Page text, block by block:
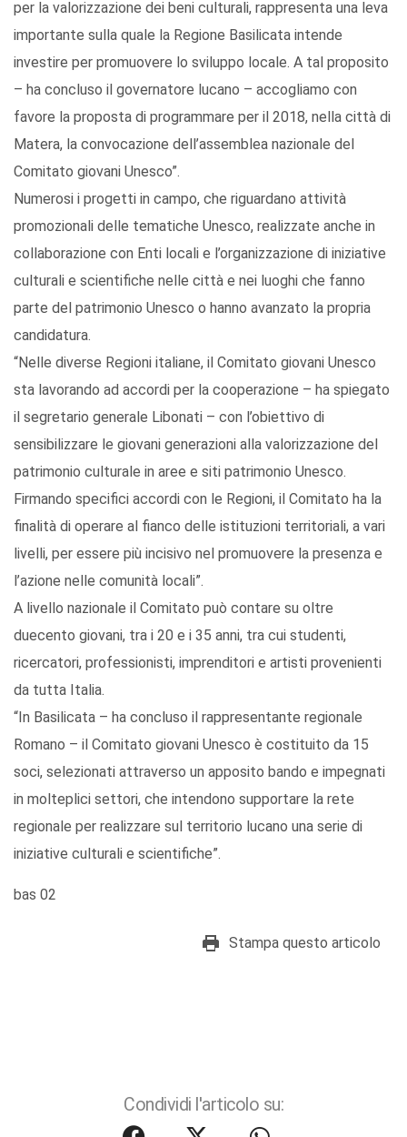
per la valorizzazione dei beni culturali, rappresenta una leva
importante sulla quale la Regione Basilicata intende
investire per promuovere lo sviluppo locale. A tal proposito
– ha concluso il governatore lucano – accogliamo con
favore la proposta di programmare per il 2018, nella città di
Matera, la convocazione dell’assemblea nazionale del
Comitato giovani Unesco”.
Numerosi i progetti in campo, che riguardano attività
promozionali delle tematiche Unesco, realizzate anche in
collaborazione con Enti locali e l’organizzazione di iniziative
culturali e scientifiche nelle città e nei luoghi che fanno
parte del patrimonio Unesco o hanno avanzato la propria
candidatura.
“Nelle diverse Regioni italiane, il Comitato giovani Unesco
sta lavorando ad accordi per la cooperazione – ha spiegato
il segretario generale Libonati – con l’obiettivo di
sensibilizzare le giovani generazioni alla valorizzazione del
patrimonio culturale in aree e siti patrimonio Unesco.
Firmando specifici accordi con le Regioni, il Comitato ha la
finalità di operare al fianco delle istituzioni territoriali, a vari
livelli, per essere più incisivo nel promuovere la presenza e
l’azione nelle comunità locali”.
A livello nazionale il Comitato può contare su oltre
duecento giovani, tra i 20 e i 35 anni, tra cui studenti,
ricercatori, professionisti, imprenditori e artisti provenienti
da tutta Italia.
“In Basilicata – ha concluso il rappresentante regionale
Romano – il Comitato giovani Unesco è costituito da 15
soci, selezionati attraverso un apposito bando e impegnati
in molteplici settori, che intendono supportare la rete
regionale per realizzare sul territorio lucano una serie di
iniziative culturali e scientifiche”.
bas 02
Stampa questo articolo
Condividi l'articolo su: